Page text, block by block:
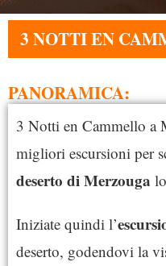
3 NOTTI EN
PANORAMICA:
3 Notti en Cammello a
migliori escursioni per
deserto di Merzouga
Iniziate quindi l’
deserto, godendovi la